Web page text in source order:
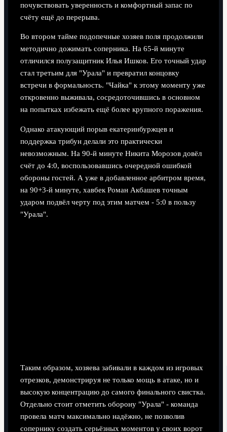
почувствовать уверенность и комфортный запас по
счёту ещё до перерыва.
Во втором тайме подопечные хозяев поля продолжили
методично дожимать соперника. На 65-й минуте
отличился полузащитник Илья Ишков. Его точный удар
стал третьим для "Урала" и превратил концовку
встречи в формальность. "Чайка" к этому моменту уже
откровенно выживала, сосредоточившись в основном
на попытках избежать ещё более крупного поражения.
Однако атакующий порыв екатеринбуржцев и
поддержка трибун делали это практически
невозможным. На 90-й минуте Никита Морозов довёл
счёт до 4:0, воспользовавшись очередной ошибкой
обороны гостей. А уже в добавленное арбитром время,
на 90+3-й минуте, хавбек Роман Акбашев точным
ударом подвёл черту под этим матчем - 5:0 в пользу
"Урала".
Таким образом, хозяева забивали в каждом из игровых
отрезков, демонстрируя не только мощь в атаке, но и
высокую концентрацию до самого финального свистка.
Отдельно стоит отметить оборону "Урала" - команда
провела матч максимально надёжно, не позволив
сопернику создать серьёзных моментов у своих ворот